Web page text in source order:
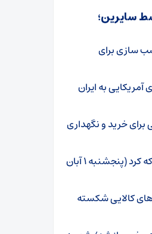
سایرین؛
سازی برای
آمریکایی‌ به ایران
خرید و نگهداری
قیمت طلای ۱۸ عیار بازار را شوکه کرد (پنجشنبه ۱ آبان
کالایی شکسته